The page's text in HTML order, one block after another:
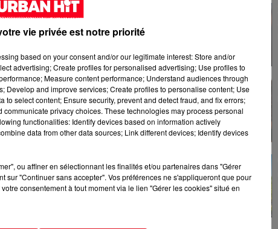
Morty. Ces artistes dévoileront leurs
aux Buttes-Chaumont, le grand
l'Élysée, ouverte au public pour
à vivre une soirée mémorable !
vie privée est notre priorité
based on your consent and/or our legitimate interest: Store and/or
advertising; Create profiles for personalised advertising; Use profiles to
Measure content performance; Understand audiences through
Develop and improve services; Create profiles to personalise content; Use
select content; Ensure security, prevent and detect fraud, and fix errors;
privacy choices. These technologies may process personal
functionalities: Identify devices based on information actively
data from other data sources; Link different devices; Identify devices
ou affiner en sélectionnant les finalités et/ou partenaires dans "Gérer
sur "Continuer sans accepter". Vos préférences ne s'appliqueront que pour
consentement à tout moment via le lien "Gérer les cookies" situé en